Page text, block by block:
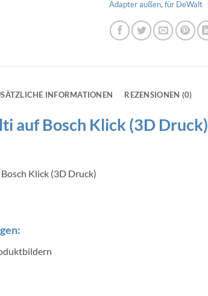
Adapter außen, für DeWalt
INFORMATIONEN REZENSIONEN (0)
auf Bosch Klick (3D Druck)
Klick (3D Druck)